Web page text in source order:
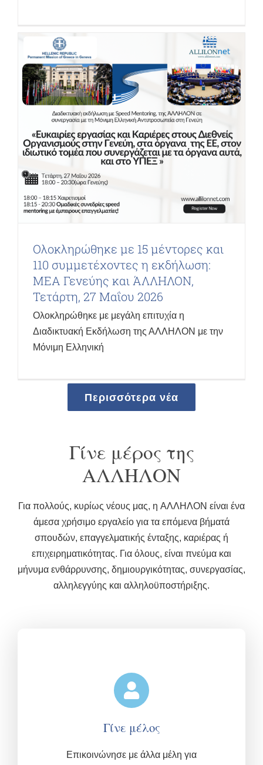
Ολοκληρώθηκε με 15 μέντορες και
110 συμμετέχοντες η εκδήλωση:
ΜΕΑ Γενεύης και ΆΛΛΗΛΟΝ,
Τετάρτη, 27 Μαΐου 2026
Ολοκληρώθηκε με μεγάλη επιτυχία η
Διαδικτυακή Εκδήλωση της ΑΛΛΗΛΟΝ με την
Μόνιμη Ελληνική
Περισσότερα νέα
Γίνε μέρος της
ΑΛΛΗΛΟΝ
Για πολλούς, κυρίως νέους μας, η AΛΛΗΛΟΝ είναι ένα
άμεσα χρήσιμο εργαλείο για τα επόμενα βήματά
σπουδών, επαγγελματικής ένταξης, καριέρας ή
επιχειρηματικότητας. Για όλους, είναι πνεύμα και
μήνυμα ενθάρρυνσης, δημιουργικότητας, συνεργασίας,
αλληλεγγύης και αλληλοϋποστήριξης.
Γίνε μέλος
Επικοινώνησε με άλλα μέλη για